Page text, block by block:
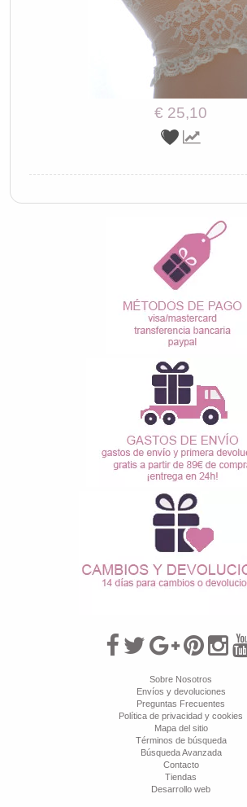
€ 25,10
Sobre Nosotros
Envíos y devoluciones
Preguntas Frecuentes
Política de privacidad y cookies
Mapa del sitio
Términos de búsqueda
Búsqueda Avanzada
Contacto
Tiendas
Desarrollo web